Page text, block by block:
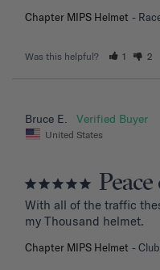
Chapter MIPS Helmet
Was this helpful? 1 2
Bruce E.
United States
With all of the traffic
my Thousand helmet.
Chapter MIPS Helmet